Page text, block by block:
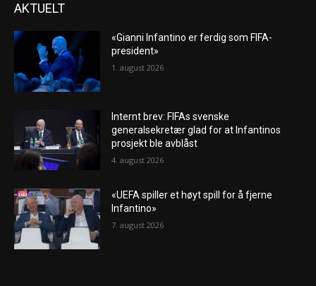
AKTUELT
«Gianni Infantino er ferdig som FIFA-
president»
1. august 2026
Internt brev: FIFAs svenske
generalsekretær glad for at Infantinos
prosjekt ble avblåst
4. august 2026
«UEFA spiller et høyt spill for å fjerne
Infantino»
7. august 2026